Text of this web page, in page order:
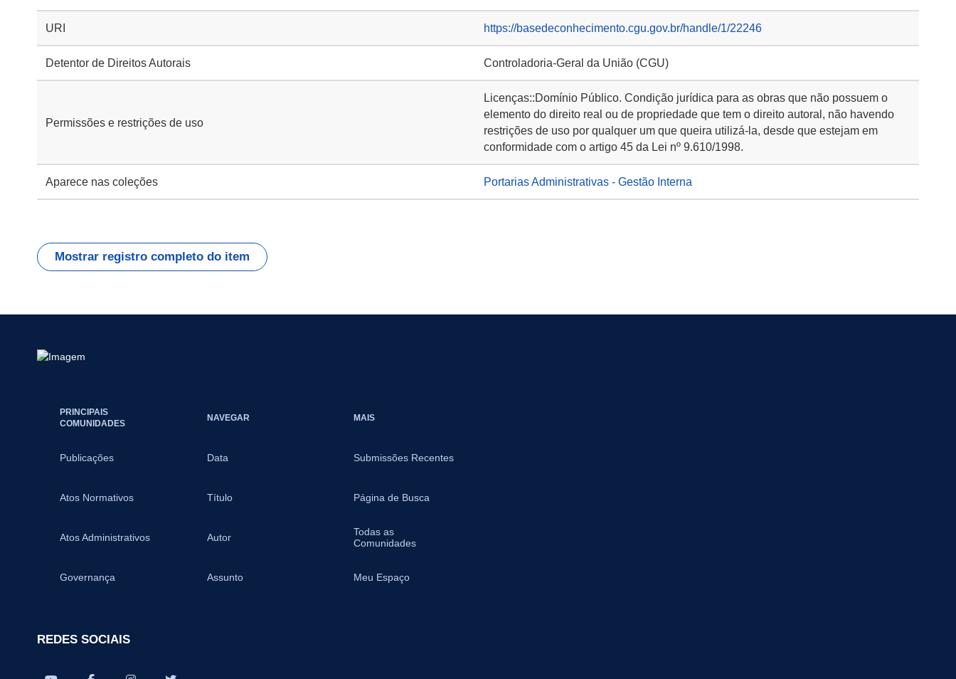
URI https://basedeconhecimento.cgu.gov.br/handle/1/22246
Detentor de Direitos Autorais Controladoria-Geral da União (CGU)
Permissões e restrições de uso
Licenças::Domínio Público. Condição jurídica para as obras que não possuem o
elemento do direito real ou de propriedade que tem o direito autoral, não havendo
restrições de uso por qualquer um que queira utilizá-la, desde que estejam em
conformidade com o artigo 45 da Lei nº 9.610/1998.
Aparece nas coleções Portarias Administrativas - Gestão Interna
Mostrar registro completo do item
PRINCIPAIS
COMUNIDADES
Publicações
Atos Normativos
Atos Administrativos
Governança
NAVEGAR
Data
Título
Autor
Assunto
MAIS
Submissões Recentes
Página de Busca
Todas as
Comunidades
Meu Espaço
REDES SOCIAIS